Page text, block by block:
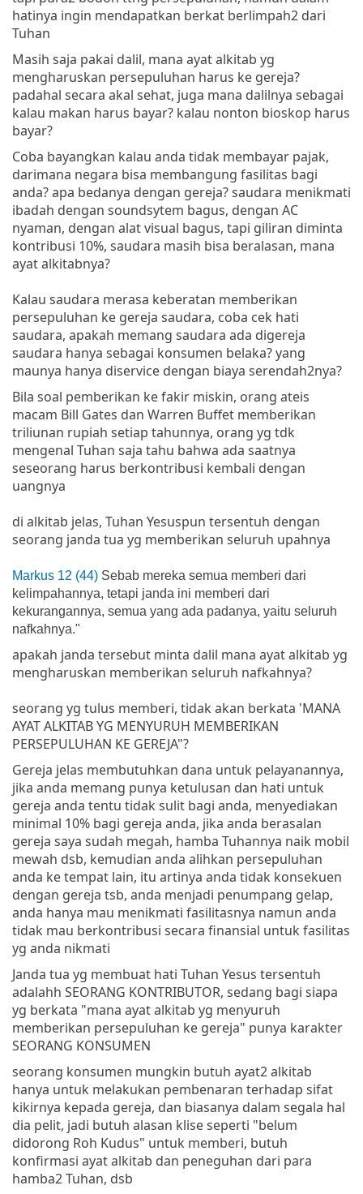
hatinya ingin mendapatkan berkat berlimpah2 dari
Tuhan
Masih saja pakai dalil, mana ayat alkitab yg
mengharuskan persepuluhan harus ke gereja?
padahal secara akal sehat, juga mana dalilnya sebagai
kalau makan harus bayar? kalau nonton bioskop harus
bayar?
Coba bayangkan kalau anda tidak membayar pajak,
darimana negara bisa membangung fasilitas bagi
anda? apa bedanya dengan gereja? saudara menikmati
ibadah dengan soundsytem bagus, dengan AC
nyaman, dengan alat visual bagus, tapi giliran diminta
kontribusi 10%, saudara masih bisa beralasan, mana
ayat alkitabnya?
Kalau saudara merasa keberatan memberikan
persepuluhan ke gereja saudara, coba cek hati
saudara, apakah memang saudara ada digereja
saudara hanya sebagai konsumen belaka? yang
maunya hanya diservice dengan biaya serendah2nya?
Bila soal pemberikan ke fakir miskin, orang ateis
macam Bill Gates dan Warren Buffet memberikan
triliunan rupiah setiap tahunnya, orang yg tdk
mengenal Tuhan saja tahu bahwa ada saatnya
seseorang harus berkontribusi kembali dengan
uangnya
di alkitab jelas, Tuhan Yesuspun tersentuh dengan
seorang janda tua yg memberikan seluruh upahnya
Markus 12 (44) Sebab mereka semua memberi dari
kelimpahannya, tetapi janda ini memberi dari
kekurangannya, semua yang ada padanya, yaitu seluruh
nafkahnya."
apakah janda tersebut minta dalil mana ayat alkitab yg
mengharuskan memberikan seluruh nafkahnya?
seorang yg tulus memberi, tidak akan berkata 'MANA
AYAT ALKITAB YG MENYURUH MEMBERIKAN
PERSEPULUHAN KE GEREJA"?
Gereja jelas membutuhkan dana untuk pelayanannya,
jika anda memang punya ketulusan dan hati untuk
gereja anda tentu tidak sulit bagi anda, menyediakan
minimal 10% bagi gereja anda, jika anda berasalan
gereja saya sudah megah, hamba Tuhannya naik mobil
mewah dsb, kemudian anda alihkan persepuluhan
anda ke tempat lain, itu artinya anda tidak konsekuen
dengan gereja tsb, anda menjadi penumpang gelap,
anda hanya mau menikmati fasilitasnya namun anda
tidak mau berkontribusi secara finansial untuk fasilitas
yg anda nikmati
Janda tua yg membuat hati Tuhan Yesus tersentuh
adalahh SEORANG KONTRIBUTOR, sedang bagi siapa
yg berkata "mana ayat alkitab yg menyuruh
memberikan persepuluhan ke gereja" punya karakter
SEORANG KONSUMEN
seorang konsumen mungkin butuh ayat2 alkitab
hanya untuk melakukan pembenaran terhadap sifat
kikirnya kepada gereja, dan biasanya dalam segala hal
dia pelit, jadi butuh alasan klise seperti "belum
didorong Roh Kudus" untuk memberi, butuh
konfirmasi ayat alkitab dan peneguhan dari para
hamba2 Tuhan, dsb